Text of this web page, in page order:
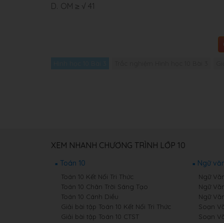
D. OM ≥ √ 41
XEM NHANH CHƯƠNG TRÌNH LỚP 10
Toán 10
Toán 10 Kết Nối Tri Thức
Toán 10 Chân Trời Sáng Tạo
Toán 10 Cánh Diều
Giải bài tập Toán 10 Kết Nối Tri Thức
Giải bài tập Toán 10 CTST
Ngữ
Ngữ
Ngữ
Ngữ
Soạn
Soạn